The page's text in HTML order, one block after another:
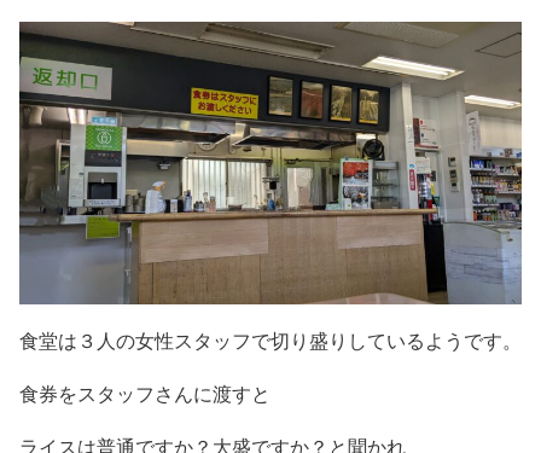
食堂は３人の女性スタッフで切り盛りしているようです。
食券をスタッフさんに渡すと
ライスは普通ですか？大盛ですか？と聞かれ